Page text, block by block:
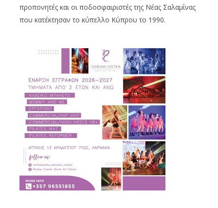
προπονητές και οι ποδοσφαιριστές της Νέας Σαλαμίνας
που κατέκτησαν το κύπελλο Κύπρου το 1990.